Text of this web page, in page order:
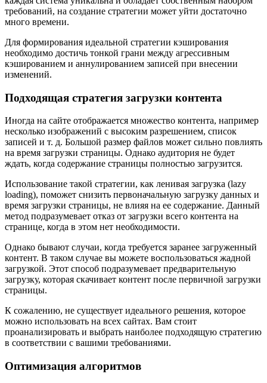
требований, на создание стратегии может уйти достаточно
много времени.
Для формирования идеальной стратегии кэширования
необходимо достичь тонкой грани между агрессивным
кэшированием и аннулированием записей при внесении
изменений.
Подходящая стратегия загрузки контента
Иногда на сайте отображается множество контента, например
несколько изображений с высоким разрешением, список
записей и т. д. Большой размер файлов может сильно повлиять
на время загрузки страницы. Однако аудитория не будет
ждать, когда содержание страницы полностью загрузится.
Использование такой стратегии, как ленивая загрузка (lazy
loading), поможет снизить первоначальную загрузку данных и
время загрузки страницы, не влияя на ее содержание. Данный
метод подразумевает отказ от загрузки всего контента на
странице, когда в этом нет необходимости.
Однако бывают случаи, когда требуется заранее загруженный
контент. В таком случае вы можете воспользоваться жадной
загрузкой. Этот способ подразумевает предварительную
загрузку, которая скачивает контент после первичной загрузки
страницы.
К сожалению, не существует идеального решения, которое
можно использовать на всех сайтах. Вам стоит
проанализировать и выбрать наиболее подходящую стратегию
в соответствии с вашими требованиями.
Оптимизация алгоритмов